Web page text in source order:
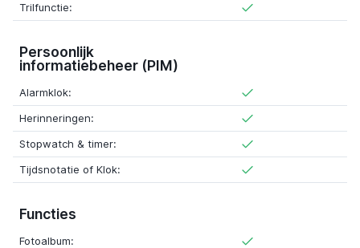
Trilfunctie:
Persoonlijk
informatiebeheer (PIM)
Alarmklok:
Herinneringen:
Stopwatch & timer:
Tijdsnotatie of Klok:
Functies
Fotoalbum: